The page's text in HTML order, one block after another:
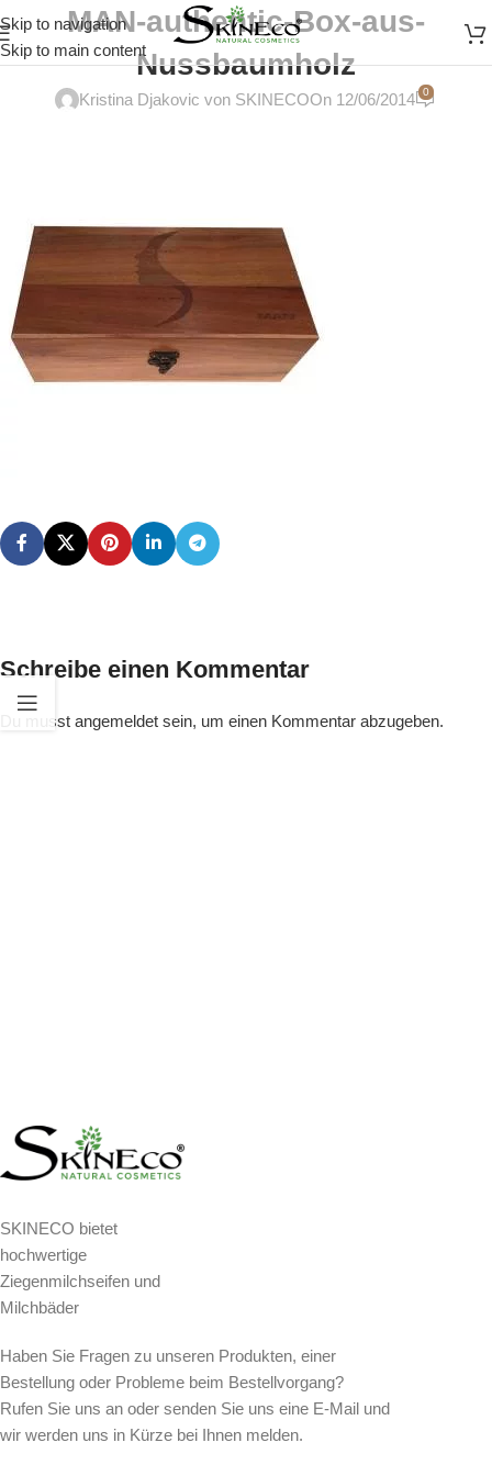
Skip to navigation
Skip to main content
MAN-authentic-Box-aus-
Nussbaumholz
Kristina Djakovic von SKINECOOn 12/06/2014 0
Schreibe einen Kommentar
Du musst angemeldet sein, um einen Kommentar abzugeben.
SKINECO bietet
hochwertige
Ziegenmilchseifen und
Milchbäder
Haben Sie Fragen zu unseren Produkten, einer
Bestellung oder Probleme beim Bestellvorgang?
Rufen Sie uns an oder senden Sie uns eine E-Mail und
wir werden uns in Kürze bei Ihnen melden.